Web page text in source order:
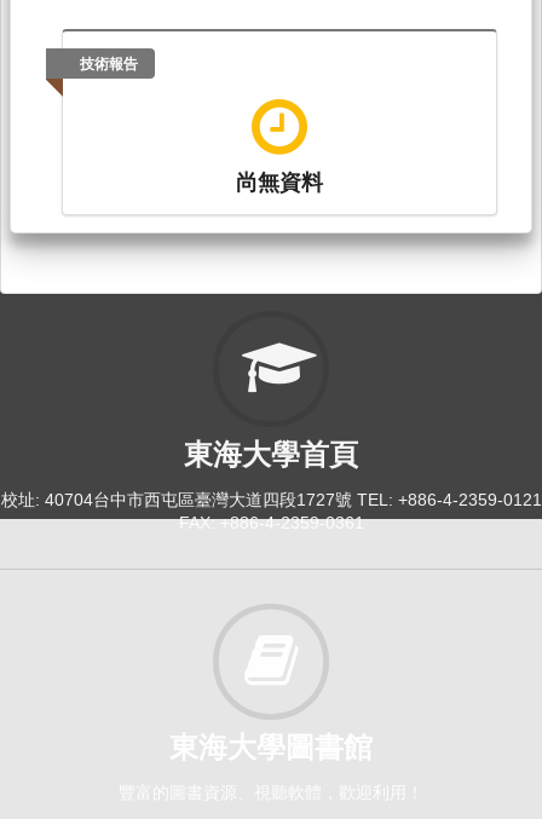
技術報告
尚無資料
東海大學首頁
校址: 40704台中市西屯區臺灣大道四段1727號 TEL: +886-4-2359-0121
FAX: +886-4-2359-0361
東海大學圖書館
豐富的圖書資源、視聽軟體，歡迎利用！